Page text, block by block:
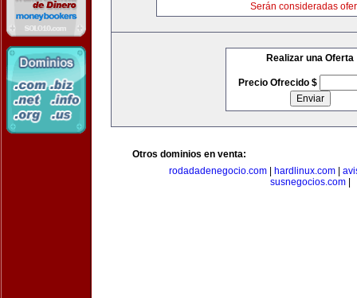
Serán consideradas
Realizar una Oferta
Precio Ofrecido $
Otros dominios en venta:
rodadadenegocio.com| hardlinux.com|
susnegocios.com|